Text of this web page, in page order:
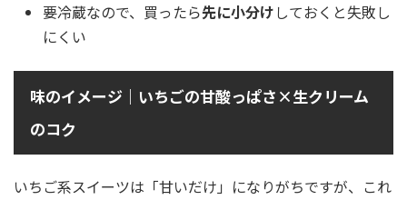
要冷蔵なので、買ったら先に小分けしておくと失敗し
にくい
味のイメージ｜いちごの甘酸っぱさ×生クリーム
のコク
いちご系スイーツは「甘いだけ」になりがちですが、これ